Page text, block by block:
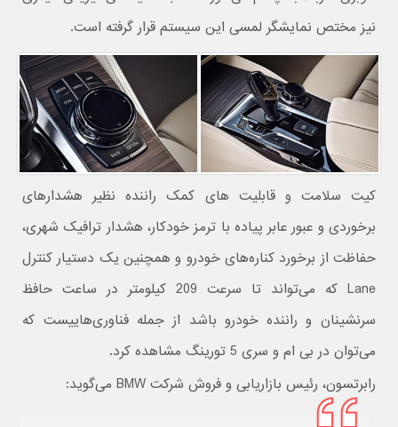
نیز مختص نمایشگر لمسی این سیستم قرار گرفته است.
کیت سلامت و قابلیت های کمک راننده نظیر هشدارهای
برخوردی و عبور عابر پیاده با ترمز خودکار، هشدار ترافیک شهری،
حفاظت از برخورد کناره‌های خودرو و همچنین یک دستیار کنترل
Lane که می‌تواند تا سرعت 209 کیلومتر در ساعت حافظ
سرنشینان و راننده خودرو باشد از جمله فناوری‌هاییست که
می‌توان در بی ام و سری 5 تورینگ مشاهده کرد.
رابرتسون، رئیس بازاریابی و فروش شرکت BMW می‌گوید: